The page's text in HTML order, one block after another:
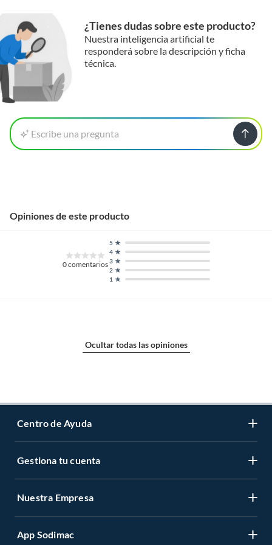
¿Tienes dudas sobre este producto?
Nuestra inteligencia artificial te
responderá sobre la descripción y ficha
técnica.
Escribe una pregunta
Opiniones de este producto
0comentarios
1
2
3
4
5
Ocultar todas las opiniones
Centro de Ayuda
Servicio al Cliente
Venta a empresas
Gestiona tu cuenta
Gestiona tu cuenta
Nuestra Empresa
Nuestras tiendas
App Sodimac